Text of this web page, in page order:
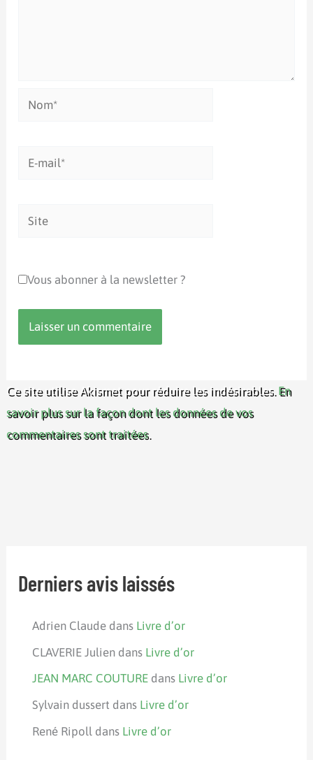
Nom*
Site
Vous abonner à la newsletter ?
Ce site utilise Akismet pour réduire les indésirables. En
savoir plus sur la façon dont les données de vos
commentaires sont traitées.
Derniers avis laissés
Adrien Claude dans Livre d’or
CLAVERIE Julien dans Livre d’or
JEAN MARC COUTURE dans Livre d’or
Sylvain dussert dans Livre d’or
René Ripoll dans Livre d’or